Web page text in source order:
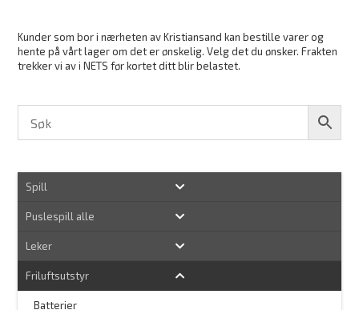
Kunder som bor i nærheten av Kristiansand kan bestille varer og
hente på vårt lager om det er ønskelig. Velg det du ønsker. Frakten
trekker vi av i NETS før kortet ditt blir belastet.
Spill
Puslespill alle
Leker
Friluftsutstyr
Batterier